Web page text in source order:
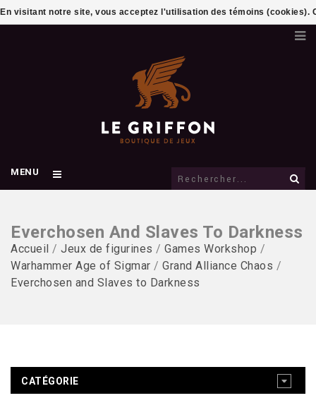
MENU
Everchosen And Slaves To Darkness
Accueil / Jeux de figurines / Games Workshop /
Warhammer Age of Sigmar / Grand Alliance Chaos /
Everchosen and Slaves to Darkness
CATÉGORIE
En visitant notre site, vous acceptez l'utilisation des témoins